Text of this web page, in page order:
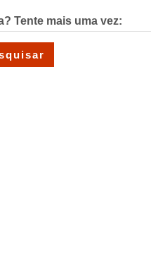
Tente mais uma vez: